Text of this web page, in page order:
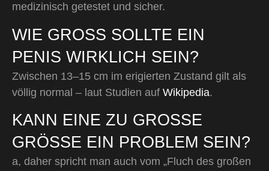
medizinisch getestet und sicher.
WIE GROSS SOLLTE EIN P
ENIS WIRKLICH SEIN?
Zwischen 13–15 cm im erigierten Zustand gilt als
völlig normal – laut Studien auf Wikipedia.
KANN EINE ZU GROSSE G
RÖSSE EIN PROBLEM SEIN?
a, daher spricht man auch vom „Fluch des großen